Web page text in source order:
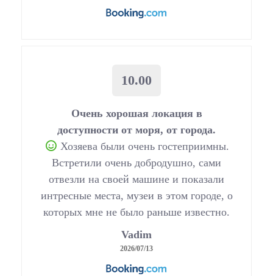
10.00
Очень хорошая локация в
доступности от моря, от города.
Хозяева были очень гостеприимны.
Встретили очень добродушно, сами
отвезли на своей машине и показали
интресные места, музеи в этом городе, о
которых мне не было раньше известно.
Vadim
2026/07/13